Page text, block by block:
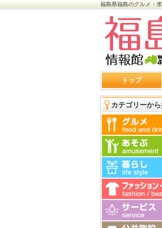
福島県福島のグルメ・
トップ
カテゴリーか